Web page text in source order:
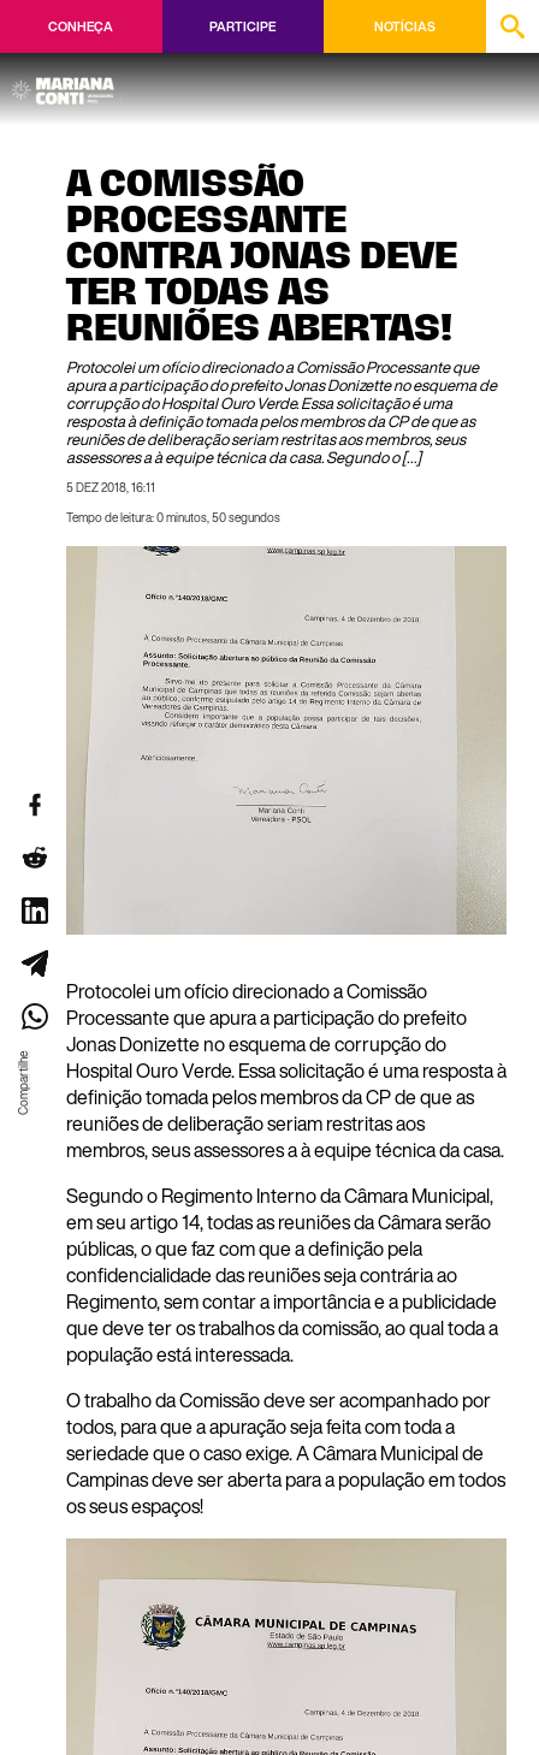
CONHEÇA PARTICIPE NOTÍCIAS
A COMISSÃO
PROCESSANTE
CONTRA JONAS DEVE
TER TODAS AS
REUNIÕES ABERTAS!
Protocolei um ofício direcionado a Comissão Processante que
apura a participação do prefeito Jonas Donizette no esquema de
corrupção do Hospital Ouro Verde. Essa solicitação é uma
resposta à definição tomada pelos membros da CP de que as
reuniões de deliberação seriam restritas aos membros, seus
assessores a à equipe técnica da casa. Segundo o […]
5 DEZ 2018, 16:11
Tempo de leitura: 0 minutos, 50 segundos
Protocolei um ofício direcionado a Comissão
Processante que apura a participação do prefeito
Jonas Donizette no esquema de corrupção do
Hospital Ouro Verde. Essa solicitação é uma resposta à
definição tomada pelos membros da CP de que as
reuniões de deliberação seriam restritas aos
membros, seus assessores a à equipe técnica da casa.
Segundo o Regimento Interno da Câmara Municipal,
em seu artigo 14, todas as reuniões da Câmara serão
públicas, o que faz com que a definição pela
confidencialidade das reuniões seja contrária ao
Regimento, sem contar a importância e a publicidade
que deve ter os trabalhos da comissão, ao qual toda a
população está interessada.
O trabalho da Comissão deve ser acompanhado por
todos, para que a apuração seja feita com toda a
seriedade que o caso exige. A Câmara Municipal de
Campinas deve ser aberta para a população em todos
os seus espaços!